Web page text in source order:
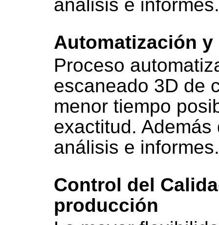
análisis e informes.
Automatización
Proceso
escaneado 3D de
menor tiempo
exactitud.
análisis e informes.
Control del
producción